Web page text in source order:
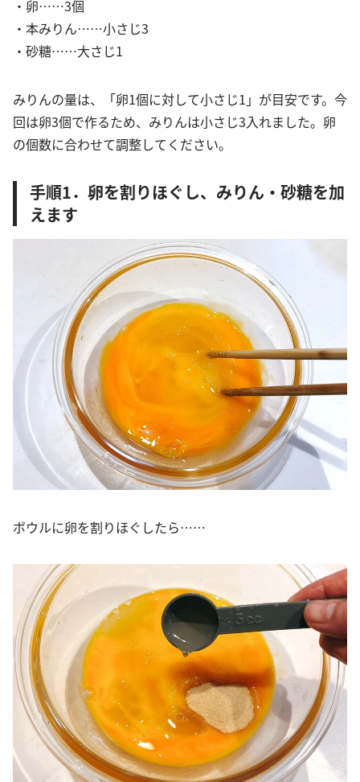
・卵……3個
・本みりん……小さじ3
・砂糖……大さじ1
みりんの量は、「卵1個に対して小さじ1」が目安です。今
回は卵3個で作るため、みりんは小さじ3入れました。卵
の個数に合わせて調整してください。
手順1．卵を割りほぐし、みりん・砂糖を加
えます
ボウルに卵を割りほぐしたら……